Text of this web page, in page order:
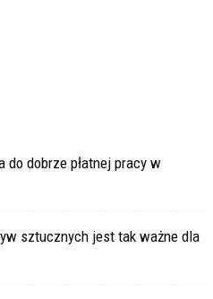
do dobrze płatnej pracy w
sztucznych jest tak ważne dla